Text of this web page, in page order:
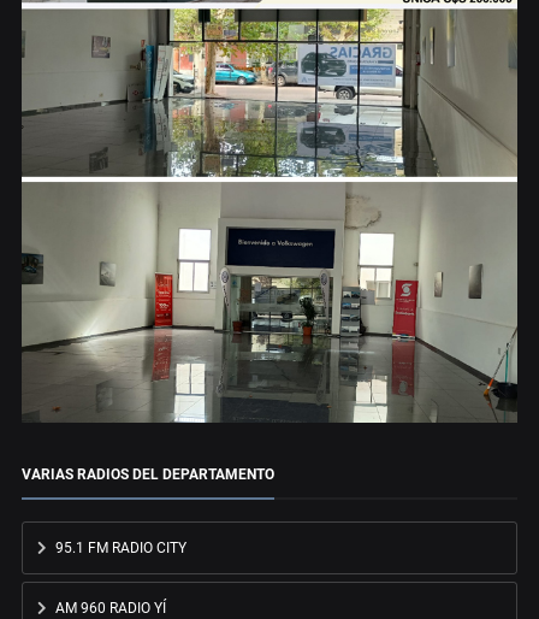
VARIAS RADIOS DEL DEPARTAMENTO
95.1 FM RADIO CITY
AM 960 RADIO YÍ